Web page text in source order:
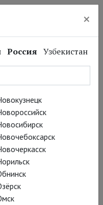
×
Россия Узбекистан